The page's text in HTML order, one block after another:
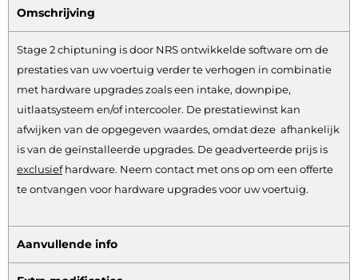
Omschrijving
Stage 2 chiptuning is door NRS ontwikkelde software om de
prestaties van uw voertuig verder te verhogen in combinatie
met hardware upgrades zoals een intake, downpipe,
uitlaatsysteem en/of intercooler. De prestatiewinst kan
afwijken van de opgegeven waardes, omdat deze afhankelijk
is van de geïnstalleerde upgrades. De geadverteerde prijs is
exclusiefhardware. Neem contact met ons op om een offerte
te ontvangen voor hardware upgrades voor uw voertuig.
Aanvullende info